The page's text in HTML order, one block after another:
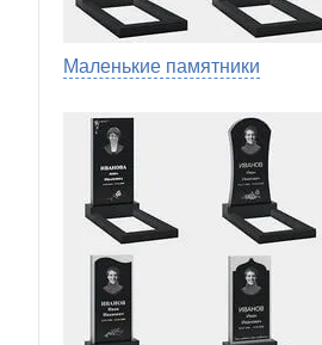
Маленькие памятники